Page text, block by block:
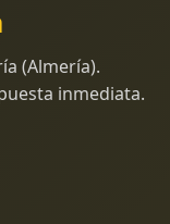
(Almería).
inmediata.